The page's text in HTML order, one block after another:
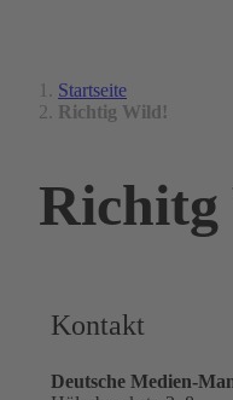
Startseite
Richtig Wild!
Kontakt
Deutsche Medien-